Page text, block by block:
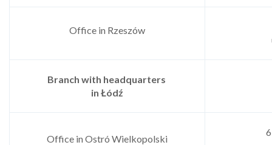
Office in Rzeszów
Branch with headquarters
in Łódź
Office in Ostró Wielkopolski